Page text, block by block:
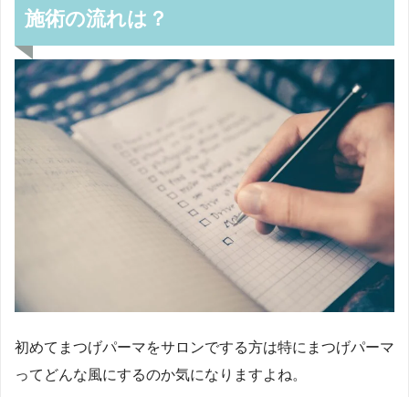
施術の流れは？
初めてまつげパーマをサロンでする方は特にまつげパーマ
ってどんな風にするのか気になりますよね。